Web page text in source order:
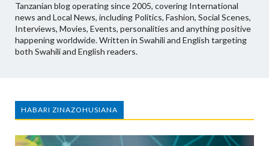
Tanzanian blog operating since 2005, covering International
news and Local News, including Politics, Fashion, Social Scenes,
Interviews, Movies, Events, personalities and anything positive
happening worldwide. Written in Swahili and English targeting
both Swahili and English readers.
HABARI ZINAZOHUSIANA